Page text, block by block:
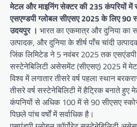
मेटल और माइनिंग सेक्टर की 235 कंपरियों में
एसएण्डपी ग्लोबल सीएसए 2025 के लिए 90
उदयपुर । भारत का एकमात्र और दुनिया
उत्पादक, और दुनिया के शीर्ष पाँच चांदी
जिंक लिमिटेड ने 5 नवंबर 2025 तक एसएंडपी
सस्टेनेबिलिटी असेसमेंट (सीएसए) 2025 में
विश्व में लगातार तीसरे वर्ष पहला स्थान
तीसरे वर्ष सस्टेनेबिलिटी में हैट्रिक बनाते हुए
कंपनियों से अधिक 100 में से 90 सीएसए स्कोर
पिछले पांच वर्षों में सर्वाधिक है।